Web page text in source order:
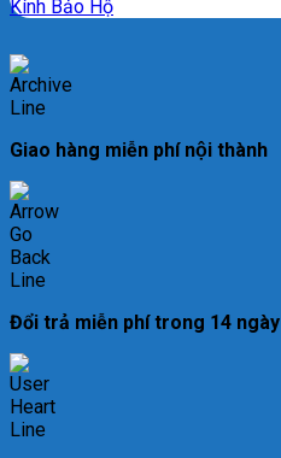
Kính Bảo Hộ
Giao hàng miễn phí nội thành
Đổi trả miễn phí trong 14 ngày